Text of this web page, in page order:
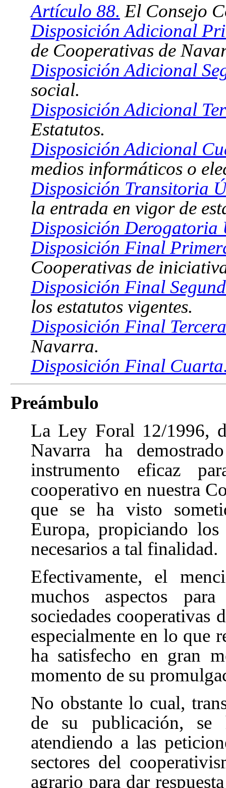
Artículo 88. El Consejo
Disposición Adicional
de Cooperativas de
Disposición Adicional
social.
Disposición Adicional
Estatutos.
Disposición Adicional
medios informáticos o
Disposición Transitoria
la entrada en vigor de
Disposición Derogatoria
Disposición Final
Cooperativas de
Disposición Final
los estatutos vigentes.
Disposición Final
Navarra.
Disposición Final
Preámbulo
La Ley Foral 12/1996,
Navarra ha
instrumento eficaz
cooperativo en nuestra
que se ha visto
Europa, propiciando los
necesarios a tal finalidad.
Efectivamente, el
muchos aspectos
sociedades cooperativas
especialmente en lo que
ha satisfecho en gran
momento de su
No obstante lo cual,
de su publicación, se
atendiendo a las
sectores del
agrario para dar